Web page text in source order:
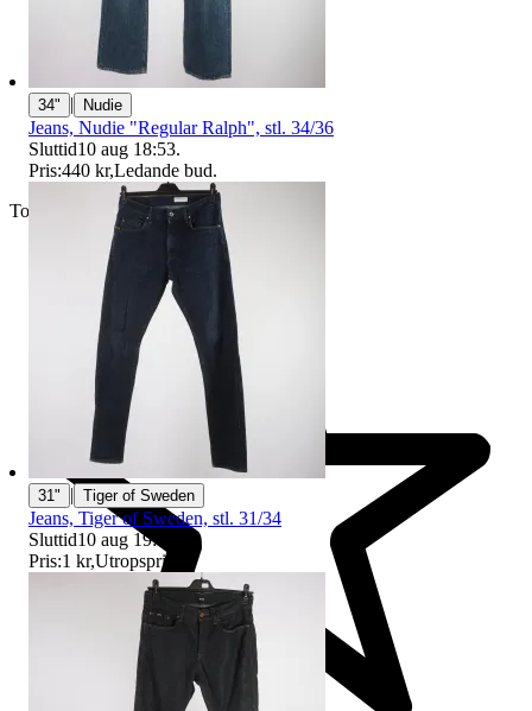
Toppsäljare
34" | Nudie
Jeans, Nudie "Regular Ralph", stl. 34/36
Sluttid10 aug 18:53.
Pris:440 kr,Ledande bud.
31" | Tiger of Sweden
Jeans, Tiger of Sweden, stl. 31/34
Sluttid10 aug 19:42
Pris:1 kr,Utropspris